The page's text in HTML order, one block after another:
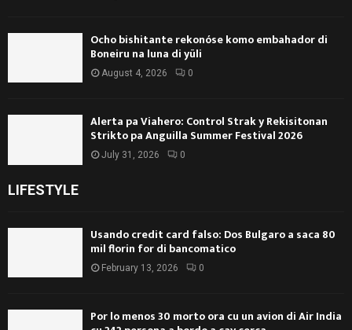
Ocho bishitante rekonóse komo embahador di
Boneiru na luna di yüli
August 4, 2026 0
Alerta pa Viahero: Control Strak y Rekisitonan
Strikto pa Anguilla Summer Festival 2026
July 31, 2026 0
LIFESTYLE
Usando credit card falso: Dos Bulgaro a saca 80
mil florin for di bancomatico
February 13, 2026 0
Por lo menos 30 morto ora cu un avion di Air India